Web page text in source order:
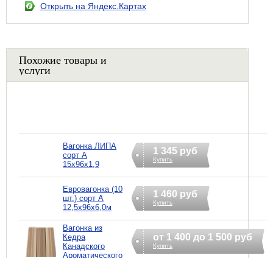
Открыть на Яндекс.Картах
Похожие товары и
услуги
Вагонка ЛИПА
сорт А
15х96х1,9
1 345 руб
Купить
Евровагонка (10
шт.) сорт А
12,5х96х6,0м
1 460 руб
Купить
Вагонка из
Кедра
Канадского
Ароматического
от 1 400 до 1 500 руб
Купить